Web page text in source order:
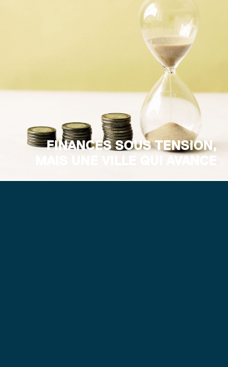
FINANCES SOUS TENSION,
MAIS UNE VILLE QUI AVANCE